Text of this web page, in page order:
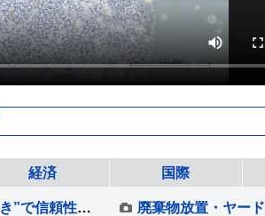
経済 国際
「家事支援サービス」が“国家資格”に？ 狙いは“国のお墨付き”で信頼性アップ？【Nスタ解説】